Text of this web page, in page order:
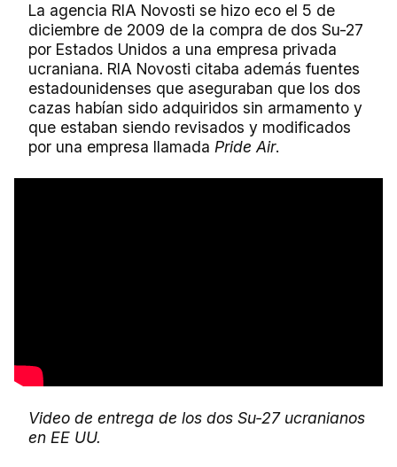
La agencia RIA Novosti se hizo eco el 5 de
diciembre de 2009 de la compra de dos Su-27
por Estados Unidos a una empresa privada
ucraniana. RIA Novosti citaba además fuentes
estadounidenses que aseguraban que los dos
cazas habían sido adquiridos sin armamento y
que estaban siendo revisados y modificados
por una empresa llamada Pride Air.
Video de entrega de los dos Su-27 ucranianos
en EE UU.